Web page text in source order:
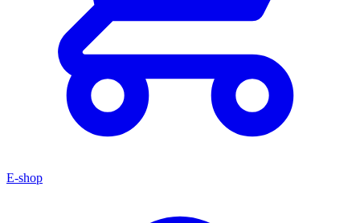
E-shop